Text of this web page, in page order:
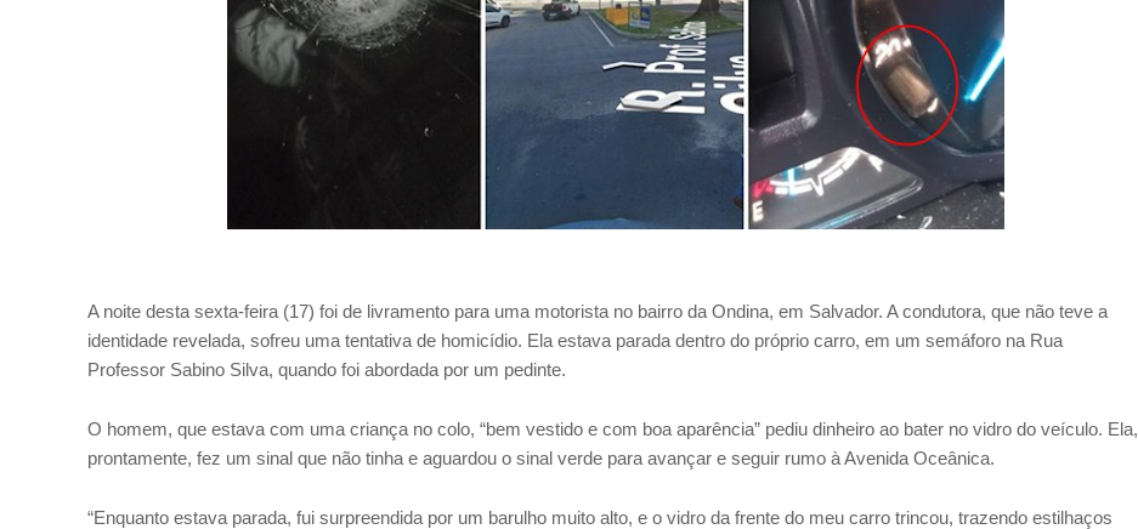
A noite desta sexta-feira (17) foi de livramento para uma motorista no bairro da Ondina, em Salvador. A condutora, que não teve a
identidade revelada, sofreu uma tentativa de homicídio. Ela estava parada dentro do próprio carro, em um semáforo na Rua
Professor Sabino Silva, quando foi abordada por um pedinte.
O homem, que estava com uma criança no colo, “bem vestido e com boa aparência” pediu dinheiro ao bater no vidro do veículo. Ela,
prontamente, fez um sinal que não tinha e aguardou o sinal verde para avançar e seguir rumo à Avenida Oceânica.
“Enquanto estava parada, fui surpreendida por um barulho muito alto, e o vidro da frente do meu carro trincou, trazendo estilhaços